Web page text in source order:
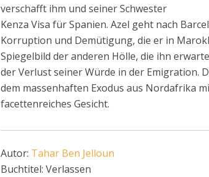
verschafft ihm und seiner Schwester
Kenza Visa für Spanien. Azel geht nach
Korruption und Demütigung, die er in
Spiegelbild der anderen Hölle, die ihn
der Verlust seiner Würde in der Emigration.
dem massenhaften Exodus aus Nordafrika
facettenreiches Gesicht.
Autor: Tahar Ben Jelloun
Buchtitel: Verlassen